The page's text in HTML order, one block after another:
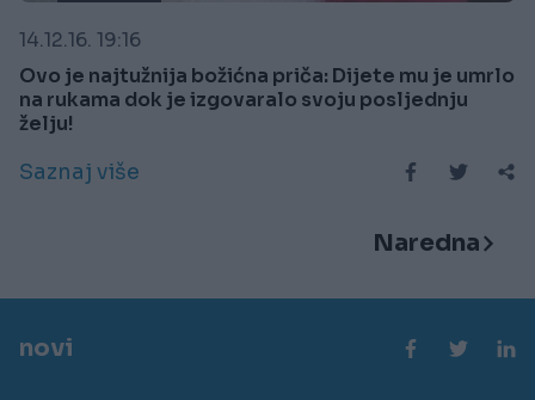
14.12.16. 19:16
Ovo je najtužnija božićna priča: Dijete mu je umrlo
na rukama dok je izgovaralo svoju posljednju
želju!
Saznaj više
Naredna
novi